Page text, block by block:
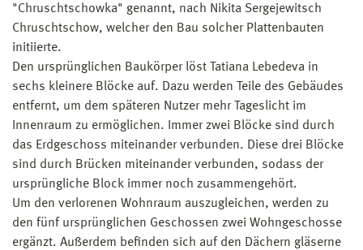
"Chruschtschowka" genannt, nach Nikita Sergejewitsch
Chruschtschow, welcher den Bau solcher Plattenbauten
initiierte.
Den ursprünglichen Baukörper löst Tatiana Lebedeva in
sechs kleinere Blöcke auf. Dazu werden Teile des Gebäudes
entfernt, um dem späteren Nutzer mehr Tageslicht im
Innenraum zu ermöglichen. Immer zwei Blöcke sind durch
das Erdgeschoss miteinander verbunden. Diese drei Blöcke
sind durch Brücken miteinander verbunden, sodass der
ursprüngliche Block immer noch zusammengehört.
Um den verlorenen Wohnraum auszugleichen, werden zu
den fünf ursprünglichen Geschossen zwei Wohngeschosse
ergänzt. Außerdem befinden sich auf den Dächern gläserne